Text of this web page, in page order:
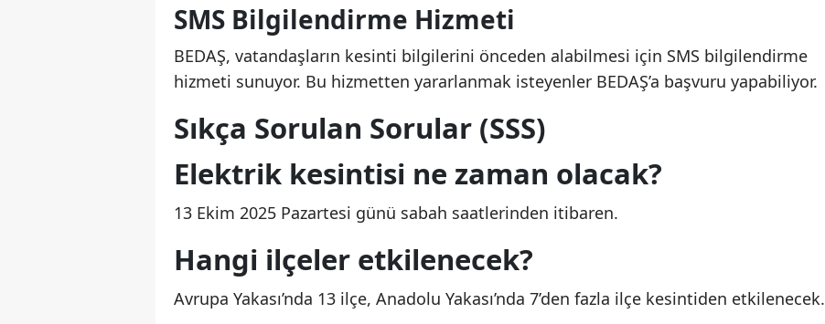
SMS Bilgilendirme Hizmeti
BEDAŞ, vatandaşların kesinti bilgilerini önceden alabilmesi için SMS bilgilendirme
hizmeti sunuyor. Bu hizmetten yararlanmak isteyenler BEDAŞ’a başvuru yapabiliyor.
Sıkça Sorulan Sorular (SSS)
Elektrik kesintisi ne zaman olacak?
13 Ekim 2025 Pazartesi günü sabah saatlerinden itibaren.
Hangi ilçeler etkilenecek?
Avrupa Yakası’nda 13 ilçe, Anadolu Yakası’nda 7’den fazla ilçe kesintiden etkilenecek.